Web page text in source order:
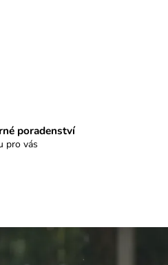
poradenství
pro vás